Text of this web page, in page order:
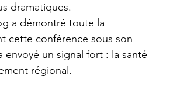
dramatiques.
a démontré toute la
cette conférence sous son
un signal fort : la santé
régional.